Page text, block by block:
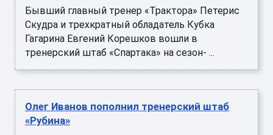
Бывший главный тренер «Трактора» Петерис
Скудра и трехкратный обладатель Кубка
Гагарина Евгений Корешков вошли в
тренерский штаб «Спартака» на сезон- ...
Олег Иванов пополнил тренерский штаб
«Рубина»